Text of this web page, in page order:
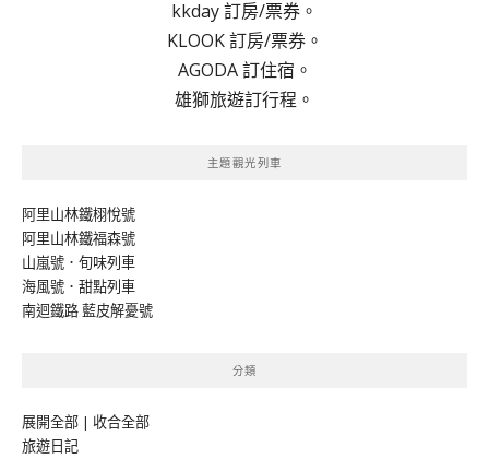
kkday 訂房/票券。
KLOOK 訂房/票券。
AGODA 訂住宿。
雄獅旅遊訂行程。
主題觀光列車
阿里山林鐵栩悅號
阿里山林鐵福森號
山嵐號．旬味列車
海風號．甜點列車
南迴鐵路 藍皮解憂號
分類
展開全部 | 收合全部
旅遊日記